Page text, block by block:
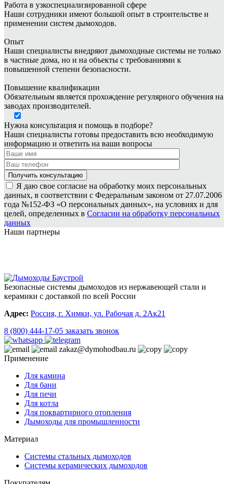
Работа в узкоспециализированной сфере
Наши сотрудники имеют большой опыт в строительстве и
применении систем дымоходов.
Опыт
Наши специалисты внедряют дымоходные системы не только
в частные дома, но и на объекты с требованиями к
повышенной степени безопасности.
Повышение квалификации
Обязательным является прохождение регулярного обучения на
заводах производителей.
Нужна консультация и помощь в подборе?
Наши специалисты готовы предоставить всю необходимую
информацию и ответить на ваши вопросы
Я даю свое согласие на обработку моих персональных
данных, в соответствии с Федеральным законом от 27.07.2006
года №152-ФЗ «О персональных данных», на условиях и для
целей, определенных в Согласии на обработку персональных
данных
Наши партнеры
Безопасные системы дымоходов из нержавеющей стали и
керамики с доставкой по всей России
Адрес: Россия, г. Химки, ул. Рабочая д. 2Ак21
8 (800) 444-17-05 заказать звонок
zakaz@dymohodbau.ru
Применение
Для камина
Для бани
Для печи
Для котла
Для поквартирного отопления
Дымоходы для промышленности
Материал
Системы стальных дымоходов
Системы керамических дымоходов